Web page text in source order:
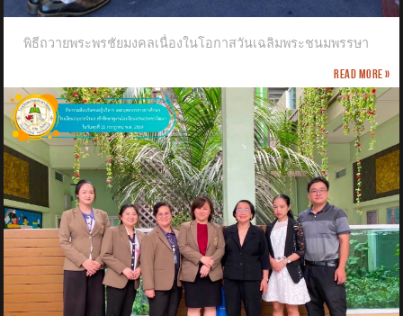
พิธีถวายพระพรชัยมงคลเนื่องในโอกาสวันเฉลิมพระชนมพรรษา
Read more »